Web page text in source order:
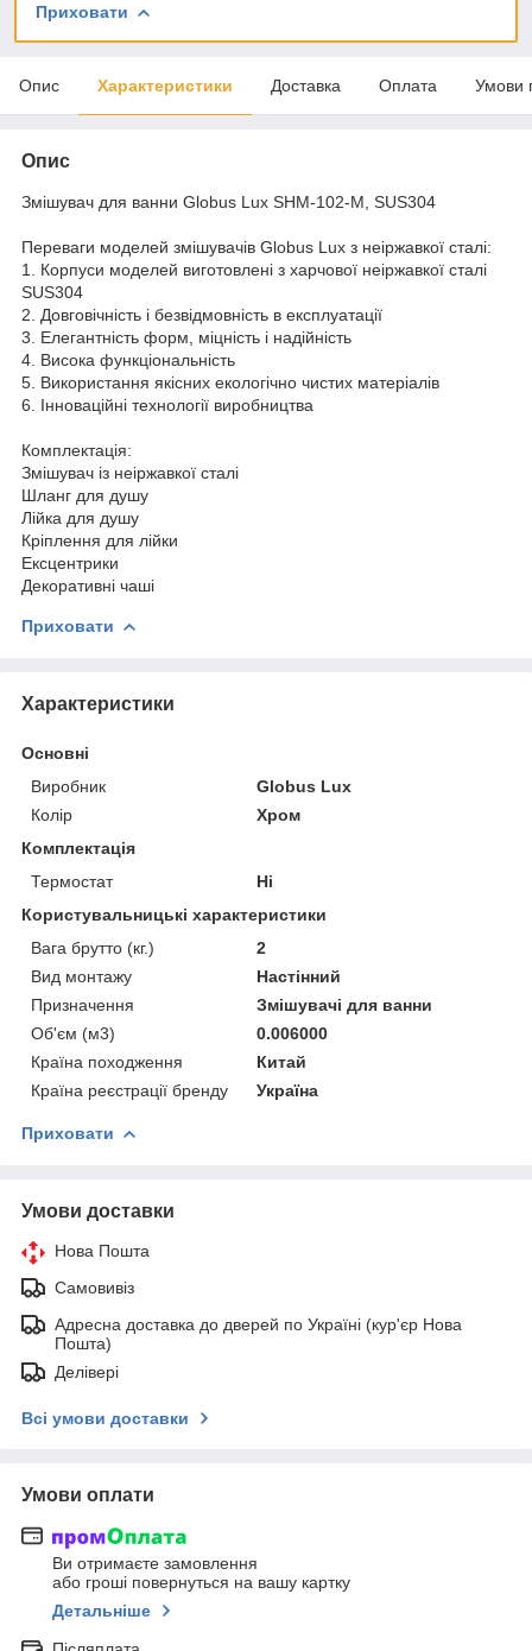
Приховати
Опис Характеристики Доставка Оплата Умови
Опис
Змішувач для ванни Globus Lux SHM-102-M, SUS304
Переваги моделей змішувачів Globus Lux з неіржавкої сталі:
1. Корпуси моделей виготовлені з харчової неіржавкої сталі
SUS304
2. Довговічність і безвідмовність в експлуатації
3. Елегантність форм, міцність і надійність
4. Висока функціональність
5. Використання якісних екологічно чистих матеріалів
6. Інноваційні технології виробництва
Комплектація:
Змішувач із неіржавкої сталі
Шланг для душу
Лійка для душу
Кріплення для лійки
Ексцентрики
Декоративні чаші
Приховати
Характеристики
Основні
Виробник
Globus Lux
Колір
Хром
Комплектація
Термостат
Ні
Користувальницькі характеристики
Вага брутто (кг.)
2
Вид монтажу
Настінний
Призначення
Змішувачі для ванни
Об'єм (м3)
0.006000
Країна походження
Китай
Країна реєстрації бренду
Україна
Приховати
Умови доставки
Нова Пошта
Самовивіз
Адресна доставка до дверей по Україні (кур'єр Нова
Пошта)
Делівері
Всі умови доставки
Умови оплати
Ви отримаєте замовлення
або гроші повернуться на вашу картку
Детальніше